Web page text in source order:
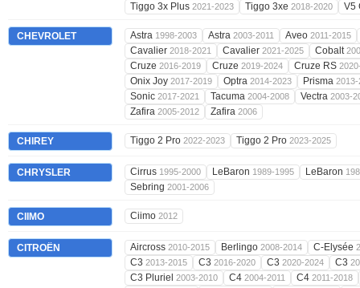
Tiggo 3x Plus 2021-2023 Tiggo 3xe 2018-2020 V5
CHEVROLET Astra 1998-2003 Astra 2003-2011 Aveo 2011-2015
Cavalier 2018-2021 Cavalier 2021-2025 Cobalt
Cruze 2016-2019 Cruze 2019-2024 Cruze RS
Onix Joy 2017-2019 Optra 2014-2023 Prisma 2013-
Sonic 2017-2021 Tacuma 2004-2008 Vectra 2003-
Zafira 2005-2012 Zafira 2006
CHIREY Tiggo 2 Pro 2022-2023 Tiggo 2 Pro 2023-2025
CHRYSLER Cirrus 1995-2000 LeBaron 1989-1995 LeBaron
Sebring 2001-2006
CIIMO Ciimo 2012
CITROËN Aircross 2010-2015 Berlingo 2008-2014 C-Elysée
C3 2013-2015 C3 2016-2020 C3 2020-2024 C3
C3 Pluriel 2003-2010 C4 2004-2011 C4 2011-2018